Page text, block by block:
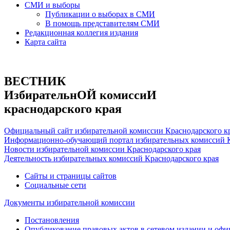
СМИ и выборы
Публикации о выборах в СМИ
В помощь представителям СМИ
Редакционная коллегия издания
Карта сайта
ВЕСТНИК
ИзбирательнОЙ комиссиИ
краснодарского края
Официальный сайт избирательной комиссии Краснодарского
Информационно-обучающий портал избирательных комиссий
Новости избирательной комиссии Краснодарского края
Деятельность избирательных комиссий Краснодарского края
Сайты и страницы сайтов
Социальные сети
Документы избирательной комиссии
Постановления